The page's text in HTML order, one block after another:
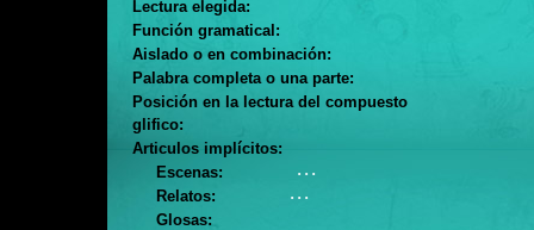
Lectura elegida:
Función gramatical:
Aislado o en combinación:
Palabra completa o una parte:
Posición en la lectura del compuesto
glifico:
Articulos implícitos:
Escenas:
. . .
Relatos:
. . .
Glosas: